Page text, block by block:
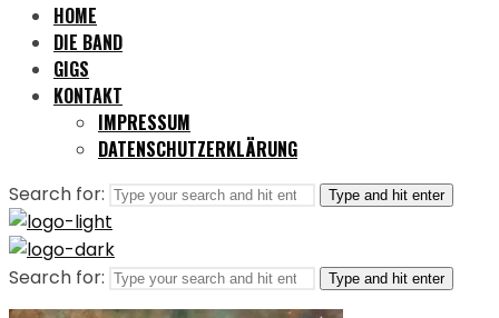
HOME
DIE BAND
GIGS
KONTAKT
IMPRESSUM
DATENSCHUTZERKLÄRUNG
Search for: Type and hit enter
Search for: Type and hit enter